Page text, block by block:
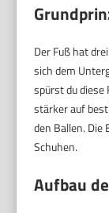
Der Fuß hat
sich dem
spürst du diese
stärker auf
den Ballen. Die
Schuhen.
Aufbau